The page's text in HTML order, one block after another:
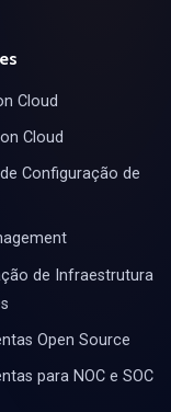
Cloud
Cloud
Configuração de
de Infraestrutura
Open Source
para NOC e SOC